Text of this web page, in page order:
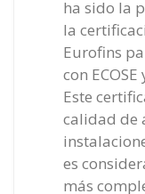
ha sido la
la
Eurofins
con
Este
calidad de
es
más